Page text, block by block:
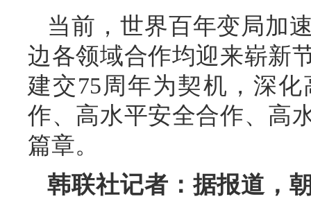
当前，世界百年变局加
边各领域合作均迎来崭新
建交75周年为契机，深
作、高水平安全合作、高
篇章。
韩联社记者：据报道，